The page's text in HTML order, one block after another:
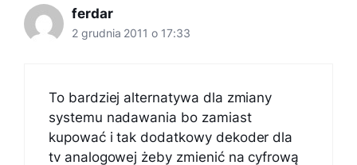
ferdar
2 grudnia 2011 o 17:33
To bardziej alternatywa dla zmiany
systemu nadawania bo zamiast
kupować i tak dodatkowy dekoder dla
tv analogowej żeby zmienić na cyfrową